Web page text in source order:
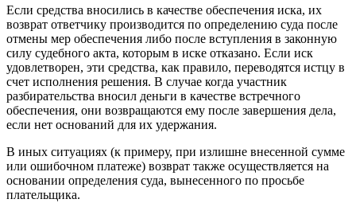
Если средства вносились в качестве обеспечения иска, их
возврат ответчику производится по определению суда после
отмены мер обеспечения либо после вступления в законную
силу судебного акта, которым в иске отказано. Если иск
удовлетворен, эти средства, как правило, переводятся истцу в
счет исполнения решения. В случае когда участник
разбирательства вносил деньги в качестве встречного
обеспечения, они возвращаются ему после завершения дела,
если нет оснований для их удержания.
В иных ситуациях (к примеру, при излишне внесенной сумме
или ошибочном платеже) возврат также осуществляется на
основании определения суда, вынесенного по просьбе
плательщика.